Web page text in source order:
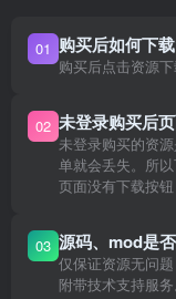
01 购买后如何下
购买后点击资源
02 未登录购买后
未登录购买的资
单就会丢失。所
页面没有下载按钮
03 源码、mod是
仅保证资源无问
附带技术支持服务